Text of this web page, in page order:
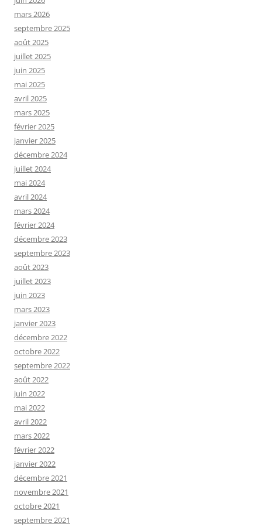
mars 2026
septembre 2025
août 2025
juillet 2025
juin 2025
mai 2025
avril 2025
mars 2025
février 2025
janvier 2025
décembre 2024
juillet 2024
mai 2024
avril 2024
mars 2024
février 2024
décembre 2023
septembre 2023
août 2023
juillet 2023
juin 2023
mars 2023
janvier 2023
décembre 2022
octobre 2022
septembre 2022
août 2022
juin 2022
mai 2022
avril 2022
mars 2022
février 2022
janvier 2022
décembre 2021
novembre 2021
octobre 2021
septembre 2021